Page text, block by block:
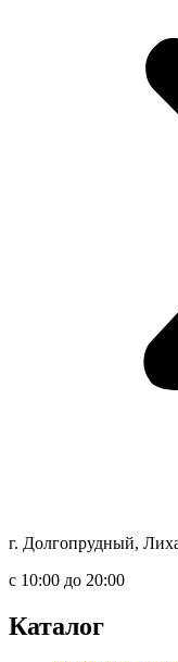
г. Долгопрудный,
c 10:00 до 20:00
Каталог